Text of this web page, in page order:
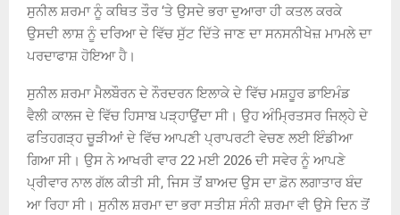
ਸੁਨੀਲ ਸ਼ਰਮਾ ਨੂੰ ਕਥਿਤ ਤੌਰ ‘ਤੇ ਉਸਦੇ ਭਰਾ ਦੁਆਰਾ ਹੀ ਕਤਲ ਕਰਕੇ
ਉਸਦੀ ਲਾਸ਼ ਨੂੰ ਦਰਿਆ ਦੇ ਵਿੱਚ ਸੁੱਟ ਦਿੱਤੇ ਜਾਣ ਦਾ ਸਨਸਨੀਖੇਜ਼ ਮਾਮਲੇ ਦਾ
ਪਰਦਾਫਾਸ਼ ਹੋਇਆ ਹੈ।
ਸੁਨੀਲ ਸ਼ਰਮਾ ਮੈਲਬੌਰਨ ਦੇ ਨੌਰਦਰਨ ਇਲਾਕੇ ਦੇ ਵਿੱਚ ਮਸ਼ਹੂਰ ਡਾਇਮੰਡ
ਵੈਲੀ ਕਾਲਜ ਦੇ ਵਿੱਚ ਹਿਸਾਬ ਪੜ੍ਹਾਉਂਦਾ ਸੀ। ਉਹ ਅੰਮ੍ਰਿਤਸਰ ਜਿਲ੍ਹੇ ਦੇ
ਫਤਿਹਗੜ੍ਹ ਚੂੜੀਆਂ ਦੇ ਵਿੱਚ ਆਪਣੀ ਪ੍ਰਾਪਰਟੀ ਵੇਚਣ ਲਈ ਇੰਡੀਆ
ਗਿਆ ਸੀ। ਉਸ ਨੇ ਆਖਰੀ ਵਾਰ 22 ਮਈ 2026 ਦੀ ਸਵੇਰ ਨੂੰ ਆਪਣੇ
ਪ੍ਰੀਵਾਰ ਨਾਲ ਗੱਲ ਕੀਤੀ ਸੀ, ਜਿਸ ਤੋਂ ਬਾਅਦ ਉਸ ਦਾ ਫ਼ੋਨ ਲਗਾਤਾਰ ਬੰਦ
ਆ ਰਿਹਾ ਸੀ। ਸੁਨੀਲ ਸ਼ਰਮਾ ਦਾ ਭਰਾ ਸਤੀਸ਼ ਸੰਨੀ ਸ਼ਰਮਾ ਵੀ ਉਸੇ ਦਿਨ ਤੋਂ